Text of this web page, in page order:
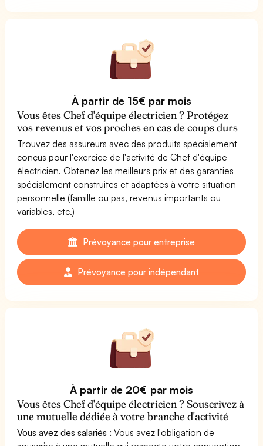
À partir de 15€ par mois
Vous êtes Chef d'équipe électricien ? Protégez
vos revenus et vos proches en cas de coups durs
Trouvez des assureurs avec des produits spécialement
conçus pour l'exercice de l'activité de Chef d'équipe
électricien. Obtenez les meilleurs prix et des garanties
spécialement construites et adaptées à votre situation
personnelle (famille ou pas, revenus importants ou
variables, etc.)
Prévoyance pour entreprise
Prévoyance pour indépendant
À partir de 20€ par mois
Vous êtes Chef d'équipe électricien ? Souscrivez à
une mutuelle dédiée à votre branche d'activité
Vous avez des salariés : Vous avez l'obligation de